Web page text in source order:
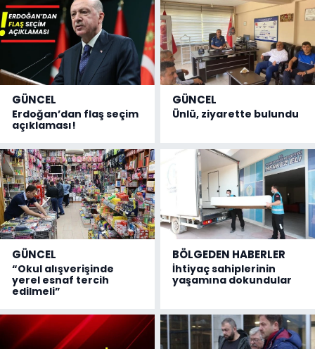
GÜNCEL
Erdoğan’dan flaş seçim
açıklaması!
GÜNCEL
Ünlü, ziyarette bulundu
GÜNCEL
“Okul alışverişinde
yerel esnaf tercih
edilmeli”
BÖLGEDEN HABERLER
İhtiyaç sahiplerinin
yaşamına dokundular